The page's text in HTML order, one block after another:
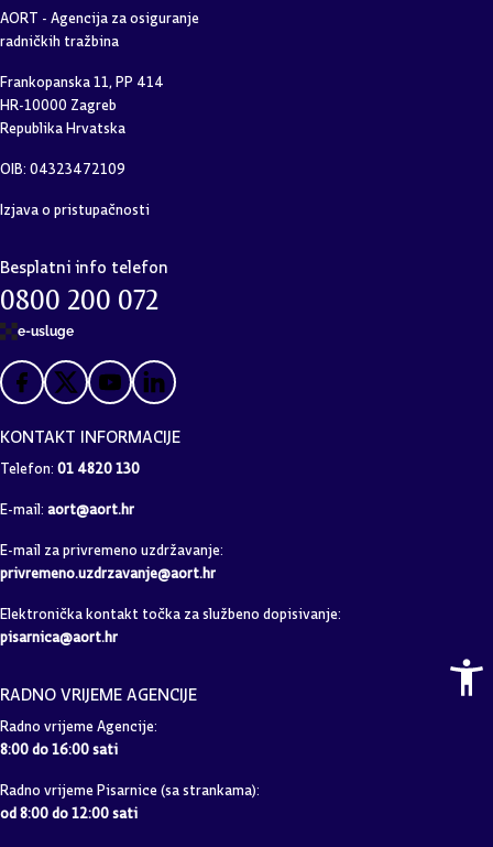
AORT - Agencija za osiguranje
radničkih tražbina
Frankopanska 11, PP 414
HR-10000 Zagreb
Republika Hrvatska
OIB: 04323472109
Izjava o pristupačnosti
Besplatni info telefon
0800 200 072
e-usluge
KONTAKT INFORMACIJE
Telefon: 01 4820 130
E-mail: aort@aort.hr
E-mail za privremeno uzdržavanje:
privremeno.uzdrzavanje@aort.hr
Elektronička kontakt točka za službeno dopisivanje:
pisarnica@aort.hr
RADNO VRIJEME AGENCIJE
Radno vrijeme Agencije:
8:00 do 16:00 sati
Radno vrijeme Pisarnice (sa strankama):
od 8:00 do 12:00 sati